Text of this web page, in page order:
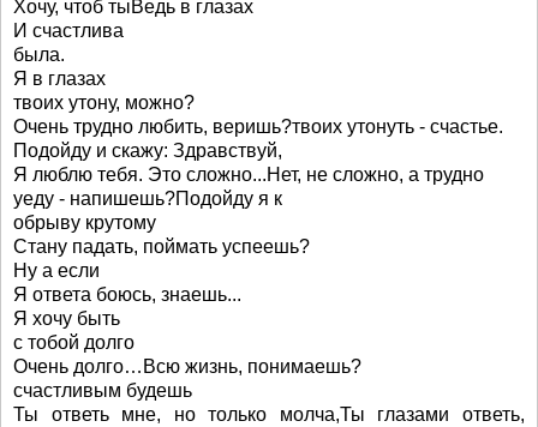
Хочу, чтоб тыВедь в глазах
И счастлива
была.
Я в глазах
твоих утону, можно?
Очень трудно любить, веришь?твоих утонуть - счастье.
Подойду и скажу: Здравствуй,
Я люблю тебя. Это сложно...Нет, не сложно, а трудно
уеду - напишешь?Подойду я к
обрыву крутому
Стану падать, поймать успеешь?
Ну а если
Я ответа боюсь, знаешь...
Я хочу быть
с тобой долго
Очень долго…Всю жизнь, понимаешь?
счастливым будешь
Ты ответь мне, но только молча,Ты глазами ответь,